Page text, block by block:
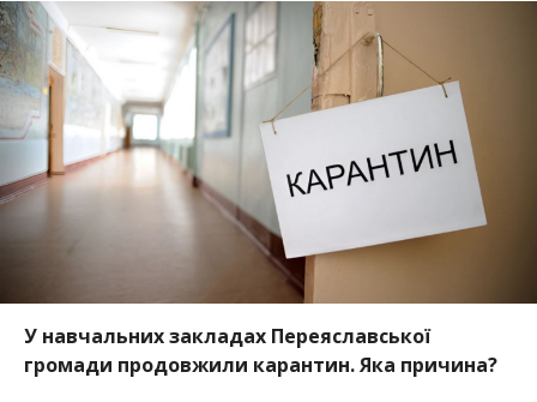
У навчальних закладах Переяславської
громади продовжили карантин. Яка причина?